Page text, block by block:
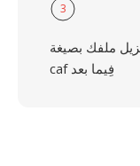
3
ملفك بصيغة
caf فِيما بعد